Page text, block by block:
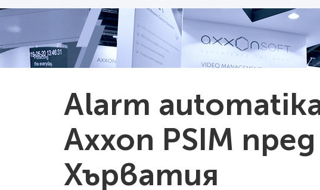
Alarm
Axxon PSIM
Хърватия